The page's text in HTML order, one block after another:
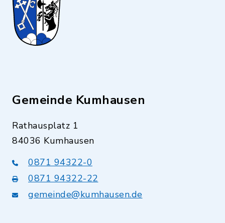
Gemeinde Kumhausen
Rathausplatz 1
84036 Kumhausen
0871 94322-0
0871 94322-22
gemeinde@kumhausen.de